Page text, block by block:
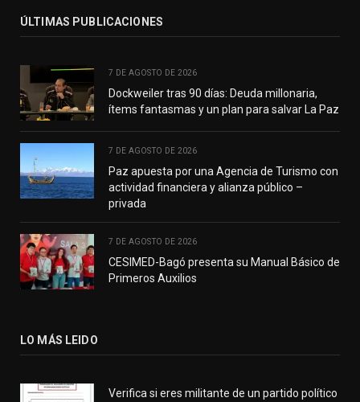
ÚLTIMAS PUBLICACIONES
7 DE AGOSTO DE 2026
Dockweiler tras 90 días: Deuda millonaria,
ítems fantasmas y un plan para salvar La Paz
7 DE AGOSTO DE 2026
Paz apuesta por una Agencia de Turismo con
actividad financiera y alianza público –
privada
7 DE AGOSTO DE 2026
CESIMED-Bagó presenta su Manual Básico de
Primeros Auxilios
LO MÁS LEIDO
Verifica si eres militante de un partido político